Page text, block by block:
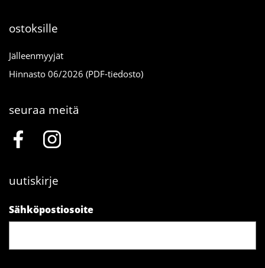
ostoksille
Jälleenmyyjät
Hinnasto 06/2026 (PDF-tiedosto)
seuraa meitä
uutiskirje
Sähköpostiosoite